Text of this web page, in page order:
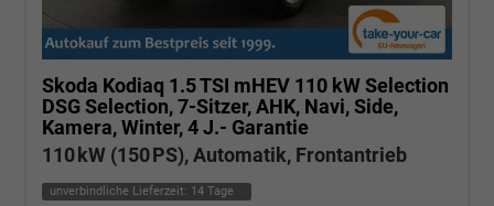
Skoda Kodiaq 1.5 TSI mHEV 110 kW Selection
DSG Selection, 7-Sitzer, AHK, Navi, Side,
Kamera, Winter, 4 J.- Garantie
110 kW (150 PS), Automatik, Frontantrieb
unverbindliche Lieferzeit: 14 Tage